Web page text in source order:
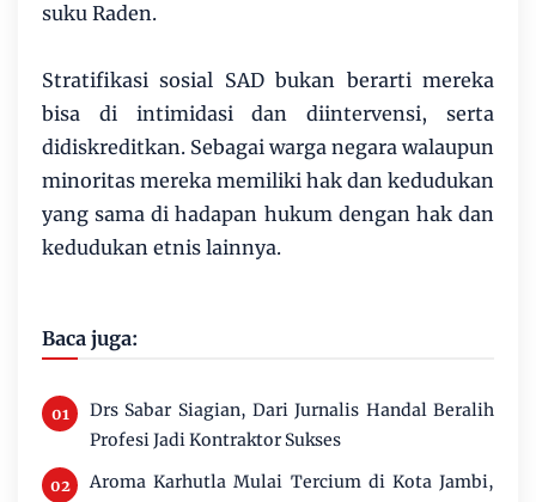
suku Raden.
Stratifikasi sosial SAD bukan berarti mereka
bisa di intimidasi dan diintervensi, serta
didiskreditkan. Sebagai warga negara walaupun
minoritas mereka memiliki hak dan kedudukan
yang sama di hadapan hukum dengan hak dan
kedudukan etnis lainnya.
Baca juga:
Drs Sabar Siagian, Dari Jurnalis Handal Beralih
Profesi Jadi Kontraktor Sukses
Aroma Karhutla Mulai Tercium di Kota Jambi,